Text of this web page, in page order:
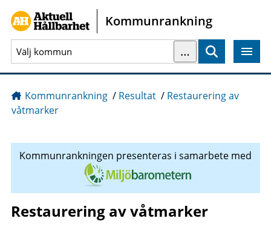
Gå direkt till sidans innehåll
Kommunrankning
…
Kommunrankning / Resultat / Restaurering av
våtmarker
Kommunrankningen presenteras i samarbete med
Restaurering av våtmarker